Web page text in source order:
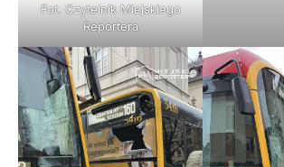
Fot. Czytelnik Miejskiego
Reportera